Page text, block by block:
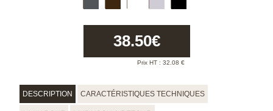
38.50€
Prix HT : 32.08 €
DESCRIPTION CARACTÉRISTIQUES TECHNIQUES